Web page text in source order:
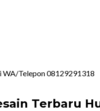
WA/Telepon 08129291318
Terbaru